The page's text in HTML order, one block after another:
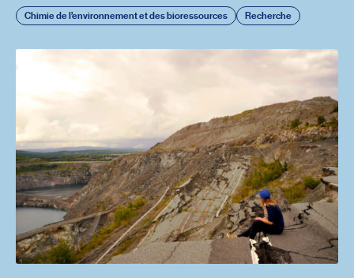
Chimie de l’environnement et des bioressources Recherche